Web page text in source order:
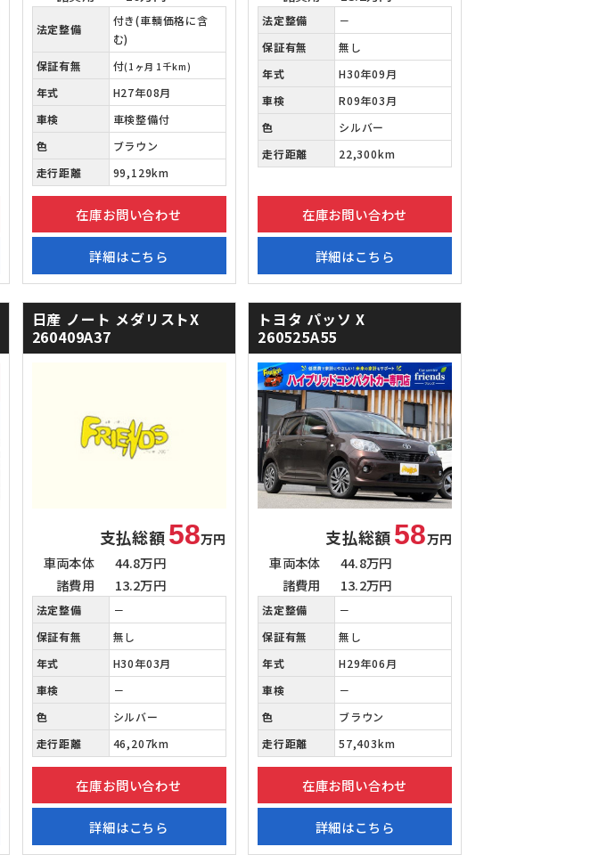
法定整備
付き(車輌価格に含
む)
保証有無
付(1ヶ月 1千km)
年式
H27年08月
車検
車検整備付
色
ブラウン
走行距離
99,129km
在庫お問い合わせ
詳細はこちら
法定整備
－
保証有無
無し
年式
H30年09月
車検
R09年03月
色
シルバー
走行距離
22,300km
在庫お問い合わせ
詳細はこちら
日産 ノート メダリストX
260409A37
支払総額 58万円
車両本体
44.8万円
諸費用
13.2万円
法定整備
－
保証有無
無し
年式
H30年03月
車検
－
色
シルバー
走行距離
46,207km
在庫お問い合わせ
詳細はこちら
トヨタ パッソX
260525A55
支払総額 58万円
車両本体
44.8万円
諸費用
13.2万円
法定整備
－
保証有無
無し
年式
H29年06月
車検
－
色
ブラウン
走行距離
57,403km
在庫お問い合わせ
詳細はこちら